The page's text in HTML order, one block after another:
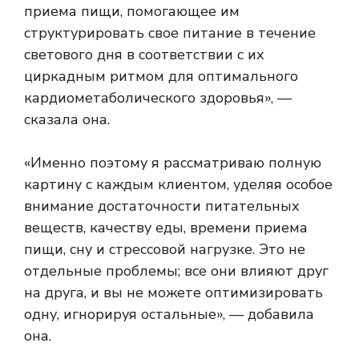
приема пищи, помогающее им
структурировать свое питание в течение
светового дня в соответствии с их
циркадным ритмом для оптимального
кардиометаболического здоровья», —
сказала она.
«Именно поэтому я рассматриваю полную
картину с каждым клиентом, уделяя особое
внимание достаточности питательных
веществ, качеству еды, времени приема
пищи, сну и стрессовой нагрузке. Это не
отдельные проблемы; все они влияют друг
на друга, и вы не можете оптимизировать
одну, игнорируя остальные», — добавила
она.